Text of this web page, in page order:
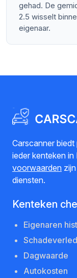
gehad. De
2.5 wisselt
eigenaar.
Carscanner
ieder kenteken in
voorwaarden
diensten.
Kenteken
Eigenaren
Dagwaarde
Autokosten